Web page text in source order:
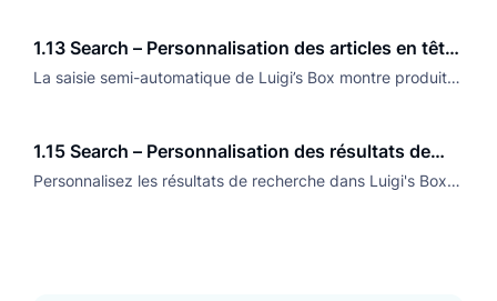
1.13 Search – Personnalisation des articles en tête
de liste
La saisie semi-automatique de Luigi’s Box montre produits,
1.15 Search – Personnalisation des résultats de
recherche
Personnalisez les résultats de recherche dans Luigi's Box